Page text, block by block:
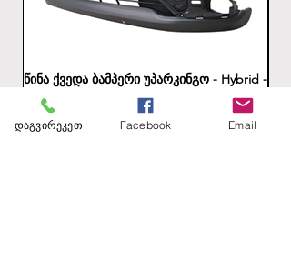
წინა ქვედა ბამპერი უპარკინგო - Hybrid -
გზაშია
Price
1,00 ₾
დაგვირეკეთ Facebook Email